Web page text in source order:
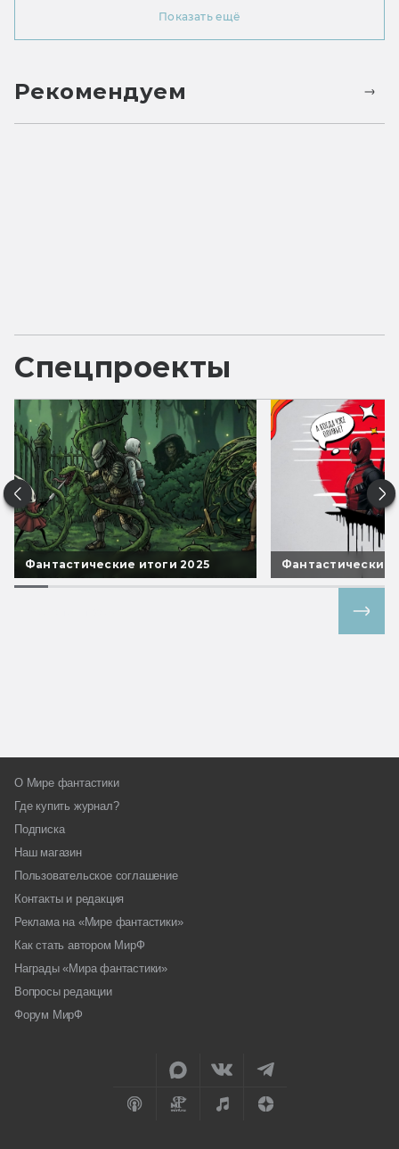
Показать ещё
Рекомендуем
Спецпроекты
Фантастические итоги 2025 Фантастические
О Мире фантастики
Где купить журнал?
Подписка
Наш магазин
Пользовательское соглашение
Контакты и редакция
Реклама на «Мире фантастики»
Как стать автором МирФ
Награды «Мира фантастики»
Вопросы редакции
Форум МирФ